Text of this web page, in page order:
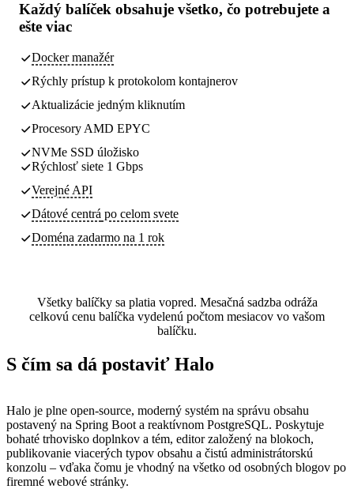
Každý balíček obsahuje všetko, čo potrebujete a
ešte viac
Docker manažér
Rýchly prístup k protokolom kontajnerov
Aktualizácie jedným kliknutím
Procesory AMD EPYC
NVMe SSD úložisko
Rýchlosť siete 1 Gbps
Verejné API
Dátové centrá po celom svete
Doména zadarmo na 1 rok
Všetky balíčky sa platia vopred. Mesačná sadzba odráža
celkovú cenu balíčka vydelenú počtom mesiacov vo vašom
balíčku.
S čím sa dá postaviť Halo
Halo je plne open-source, moderný systém na správu obsahu
postavený na Spring Boot a reaktívnom PostgreSQL. Poskytuje
bohaté trhovisko doplnkov a tém, editor založený na blokoch,
publikovanie viacerých typov obsahu a čistú administrátorskú
konzolu – vďaka čomu je vhodný na všetko od osobných blogov po
firemné webové stránky.